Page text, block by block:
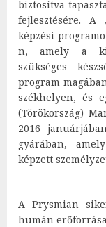
biztosítva
fejlesztésére. A
képzési
n, amely a
szükséges
program
székhelyen, és
(Törökország)
2016
gyárában,
képzett
A Prysmian
humán